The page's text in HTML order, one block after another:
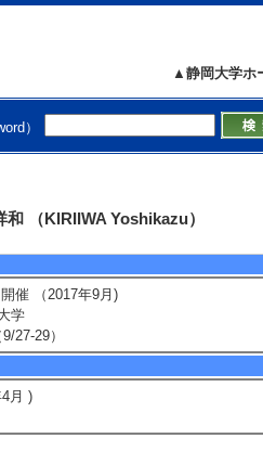
▲静岡大学ホ
）
（KIRIIWA Yoshikazu）
ラムの構築・検証 （2010年4月 ) [提
よび安定化技術の開発 （2010年4月 ) [
度名] 経営革新等研究開発事業
ロセスの構築 （2006年4月 ) [提供機関]
催 （2017年9月)
学
27-29）
月 )